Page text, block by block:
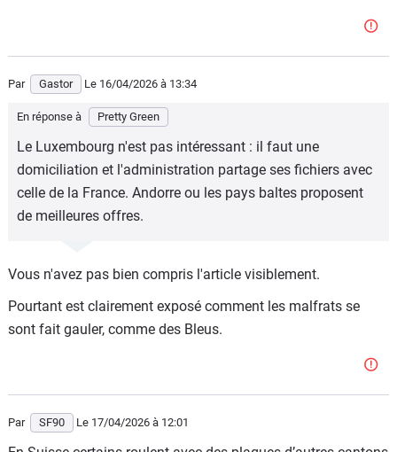
Par Gastor Le 16/04/2026 à 13:34
En réponse à Pretty Green
Le Luxembourg n'est pas intéressant : il faut une
domiciliation et l'administration partage ses fichiers avec
celle de la France. Andorre ou les pays baltes proposent
de meilleures offres.
Vous n'avez pas bien compris l'article visiblement.
Pourtant est clairement exposé comment les malfrats se
sont fait gauler, comme des Bleus.
Par SF90 Le 17/04/2026 à 12:01